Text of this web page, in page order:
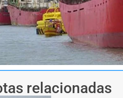
relacionadas